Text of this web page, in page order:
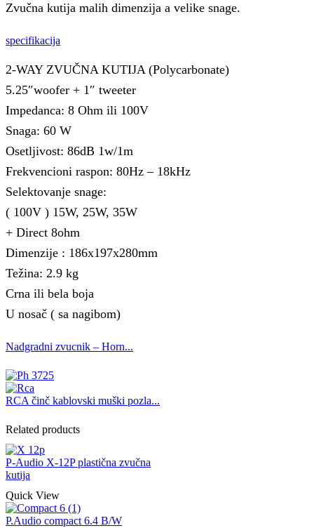
Zvučna kutija malih dimenzija a velike snage.
specifikacija
2-WAY ZVUČNA KUTIJA (Polycarbonate)
5.25″woofer + 1″ tweeter
Impedanca: 8 Ohm ili 100V
Snaga: 60 W
Osetljivost: 86dB 1w/1m
Frekvencioni raspon: 80Hz – 18kHz
Selektovanje snage:
( 100V ) 15W, 25W, 35W
+ Direct 8ohm
Dimenzije : 186x197x280mm
Težina: 2.9 kg
Crna ili bela boja
U nosač ( sa nagibom)
Nadgradni zvucnik – Horn...
RCA činč kablovski muški pozla...
Related products
P-Audio X-12P plastična zvučna
kutija
Quick View
P.Audio compact 6.4 B/W